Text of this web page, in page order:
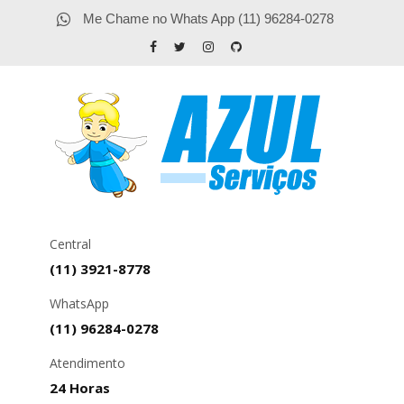
Me Chame no Whats App (11) 96284-0278
Central
(11) 3921-8778
WhatsApp
(11) 96284-0278
Atendimento
24 Horas